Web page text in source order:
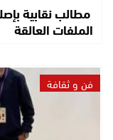
مطالب نقابية
الملفات العالقة
فن و ثقافة